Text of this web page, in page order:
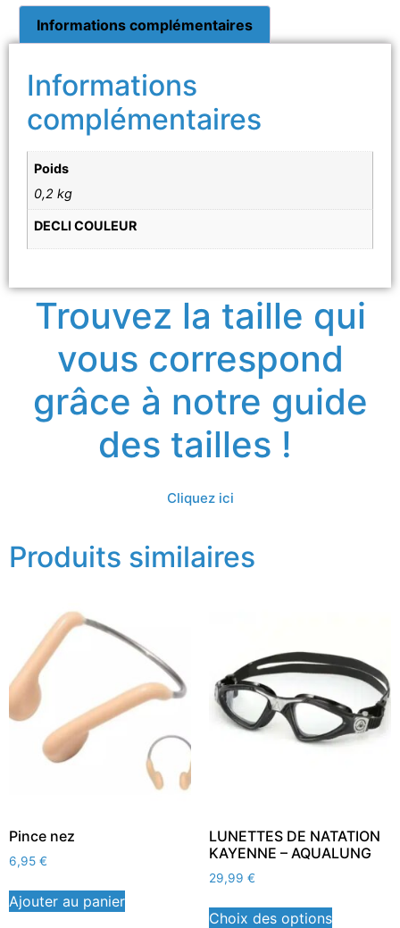
Informations complémentaires
Informations
complémentaires
Poids
0,2 kg
DECLI COULEUR
Trouvez la taille qui
vous correspond
grâce à notre guide
des tailles !
Cliquez ici
Produits similaires
Pince nez
6,95 €
Ajouter au panier
LUNETTES DE NATATION
KAYENNE – AQUALUNG
29,99 €
Choix des options